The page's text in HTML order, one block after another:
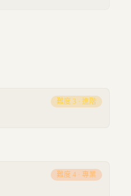
難度 3 · 進階
難度 4 · 專業